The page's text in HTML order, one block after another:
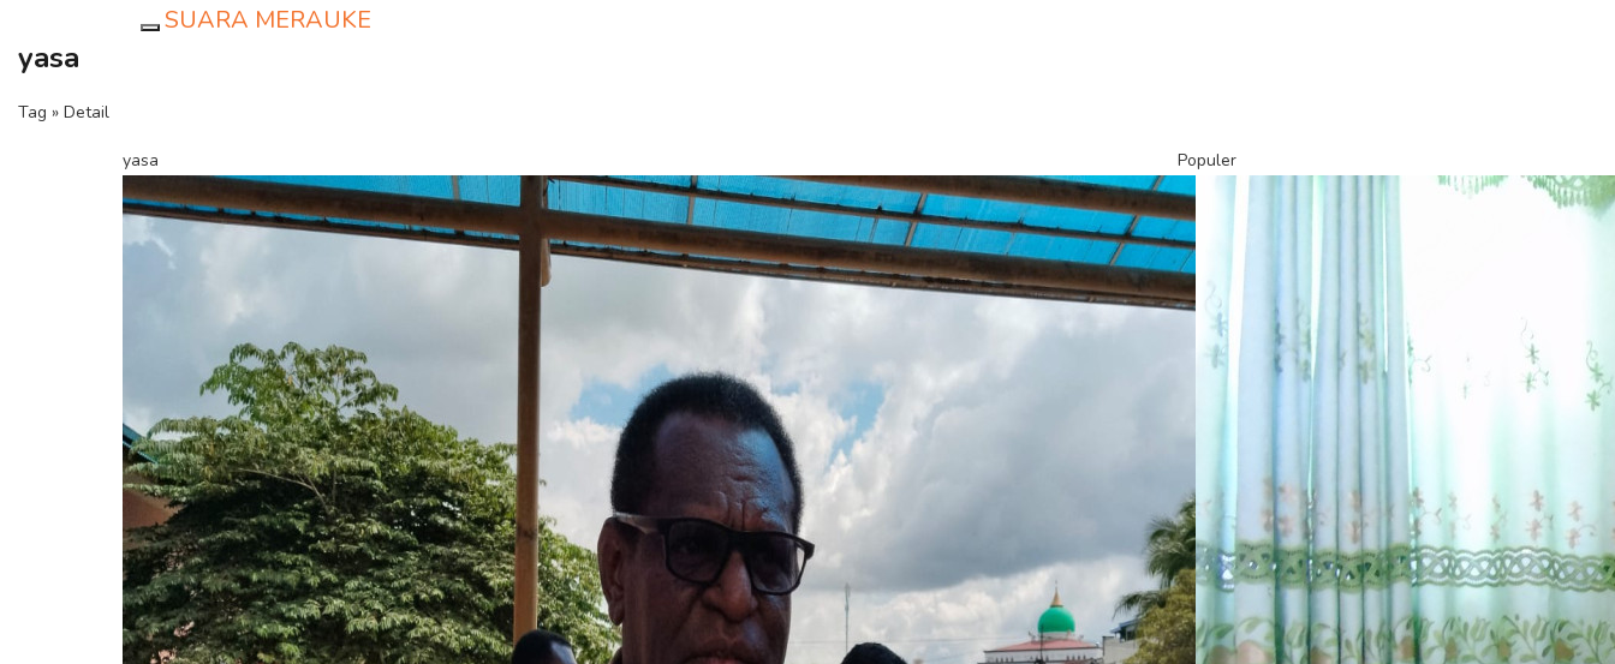
SUARA MERAUKE
yasa
Tag » Detail
yasa Populer